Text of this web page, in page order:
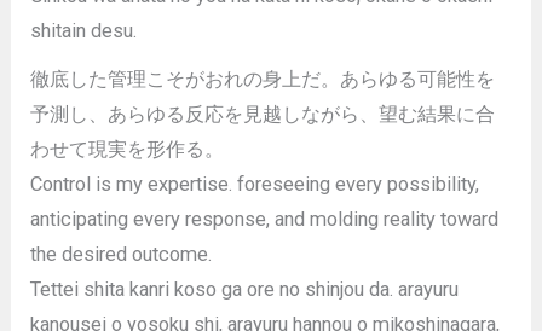
shitain desu.
徹底した管理こそがおれの身上だ。あらゆる可能性を
予測し、あらゆる反応を見越しながら、望む結果に合
わせて現実を形作る。
Control is my expertise. foreseeing every possibility,
anticipating every response, and molding reality toward
the desired outcome.
Tettei shita kanri koso ga ore no shinjou da. arayuru
kanousei o yosoku shi, arayuru hannou o mikoshinagara,